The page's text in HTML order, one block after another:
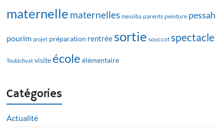
maternelle maternelles messiba parents peinture pessah
pourim projet préparation rentrée sortie souccot spectacle
Toubichvat visite école élémentaire
Catégories
Actualité